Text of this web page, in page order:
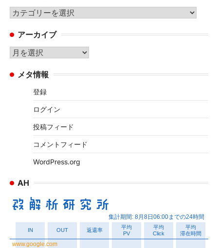
カ
ゴ
リ
ー
アーカイブ
ア
カ メタ情報
登録
ログイン
投稿フィード
コメントフィード
WordPress.org
AH